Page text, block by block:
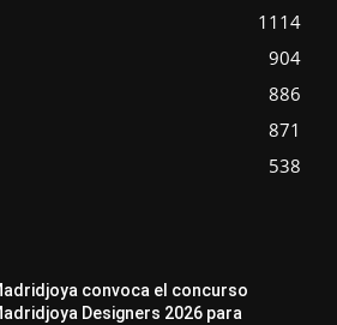
1114
904
886
871
538
Novedades Opiniones
Perspectiva
Secciones Sin categoría
convoca el concurso
Designers 2026 para